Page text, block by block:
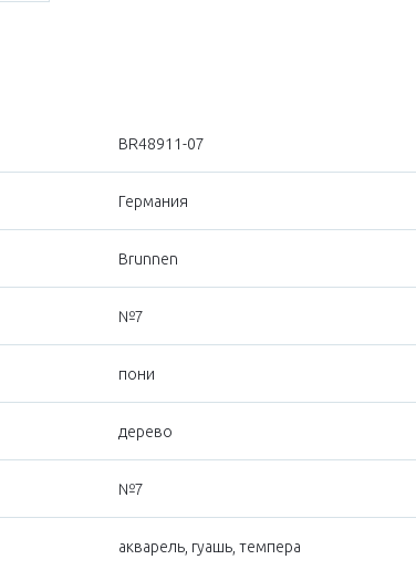
BR48911-07
Германия
Brunnen
№7
пони
дерево
№7
акварель, гуашь, темпера